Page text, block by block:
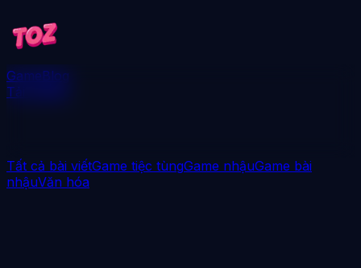
GameBlog
Tải xuống
Tất cả bài viếtGame tiệc tùngGame nhậuGame bài
nhậuVăn hóa